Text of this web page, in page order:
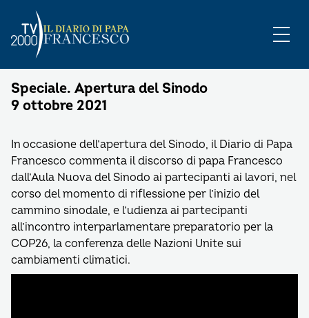
Speciale. Apertura del Sinodo
9 ottobre 2021
In occasione dell’apertura del Sinodo, il Diario di Papa
Francesco commenta il discorso di papa Francesco
dall’Aula Nuova del Sinodo ai partecipanti ai lavori, nel
corso del momento di riflessione per l’inizio del
cammino sinodale, e l’udienza ai partecipanti
all’incontro interparlamentare preparatorio per la
COP26, la conferenza delle Nazioni Unite sui
cambiamenti climatici.